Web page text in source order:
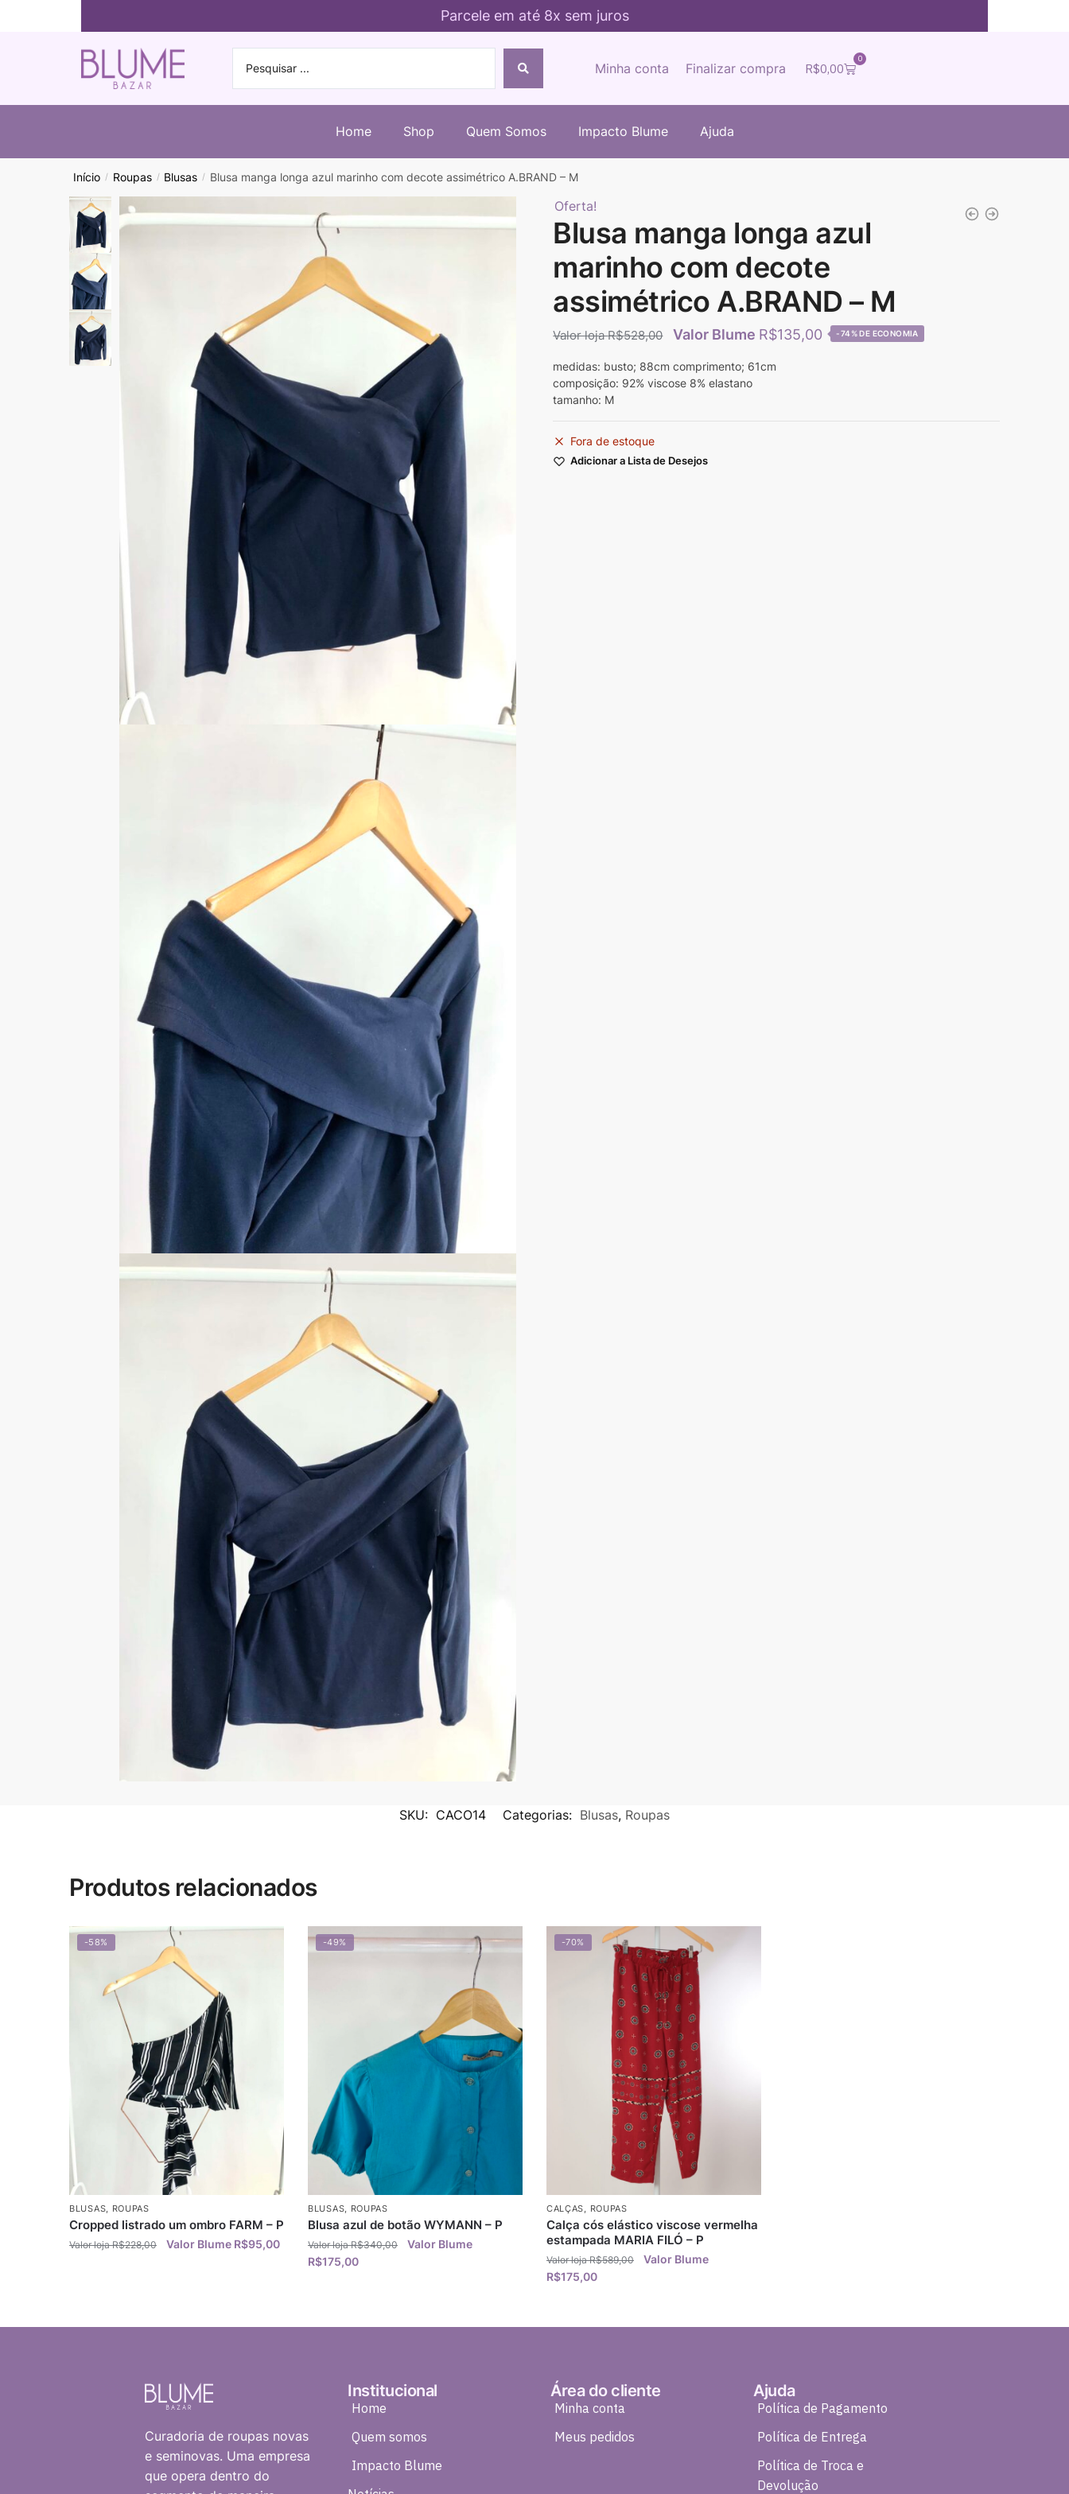
Parcele em até 8x sem juros
R$0,00
0
Minha conta Finalizar compra
Home Shop Quem Somos Impacto Blume Ajuda
Início / Roupas / Blusas / Blusa manga longa azul marinho com decote assimétrico A.BRAND – M
Oferta!
Blusa manga longa azul
marinho com decote
assimétrico A.BRAND – M
R$528,00 R$135,00 -74%
medidas: busto; 88cm comprimento; 61cm
composição: 92% viscose 8% elastano
tamanho: M
Fora de estoque
Adicionar a Lista de Desejos
SKU: CACO14 Categorias: Blusas, Roupas
Produtos relacionados
-58%
BLUSAS ROUPAS
Cropped listrado um ombro FARM – P
R$228,00 R$95,00
-49%
BLUSAS ROUPAS
Blusa azul de botão WYMANN – P
R$340,00
R$175,00
-70%
CALÇAS ROUPAS
Calça cós elástico viscose vermelha
estampada MARIA FILÓ – P
R$589,00
R$175,00
Curadoria de roupas novas
e seminovas. Uma empresa
que opera dentro do
Institucional
Home
Quem somos
Impacto Blume
Área do cliente
Minha conta
Meus pedidos
Ajuda
Política de Pagamento
Política de Entrega
Política de Troca e
Devolução